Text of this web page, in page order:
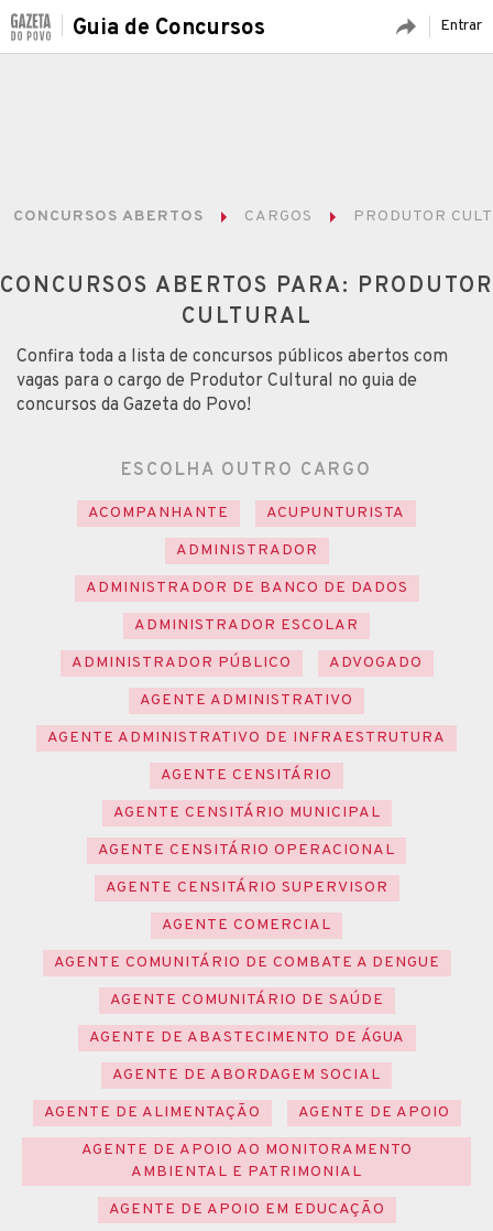
Entrar
Guia de Concursos
CONCURSOS ABERTOS CARGOS PRODUTOR
CONCURSOS ABERTOS PARA: PRODUTOR
CULTURAL
Confira toda a lista de concursos públicos abertos com
vagas para o cargo de Produtor Cultural no guia de
concursos da Gazeta do Povo!
ESCOLHA OUTRO CARGO
ACOMPANHANTE
ACUPUNTURISTA
ADMINISTRADOR
ADMINISTRADOR DE BANCO DE DADOS
ADMINISTRADOR ESCOLAR
ADMINISTRADOR PÚBLICO
ADVOGADO
AGENTE ADMINISTRATIVO
AGENTE ADMINISTRATIVO DE INFRAESTRUTURA
AGENTE CENSITÁRIO
AGENTE CENSITÁRIO MUNICIPAL
AGENTE CENSITÁRIO OPERACIONAL
AGENTE CENSITÁRIO SUPERVISOR
AGENTE COMERCIAL
AGENTE COMUNITÁRIO DE COMBATE A DENGUE
AGENTE COMUNITÁRIO DE SAÚDE
AGENTE DE ABASTECIMENTO DE ÁGUA
AGENTE DE ABORDAGEM SOCIAL
AGENTE DE ALIMENTAÇÃO
AGENTE DE APOIO
AGENTE DE APOIO AO MONITORAMENTO
AMBIENTAL E PATRIMONIAL
AGENTE DE APOIO EM EDUCAÇÃO